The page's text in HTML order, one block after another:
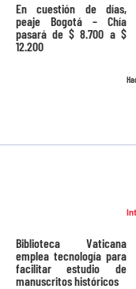
En cuestión de días,
peaje Bogotá – Chía
pasará de $ 8.700 a $
12.200
Biblioteca Vaticana
emplea tecnología para
facilitar estudio de
manuscritos históricos